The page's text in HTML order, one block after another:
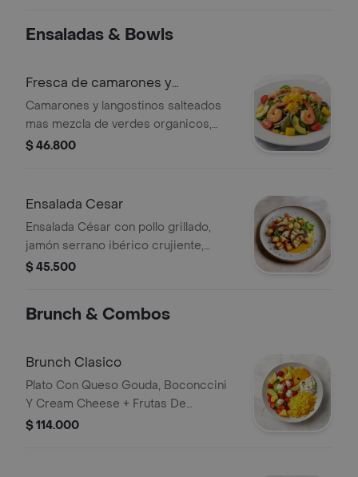
/// Tu Eliges La Guarnicion Que
Cheese O Pasta Corta Con Salsa
Ensaladas & Bowls
Fresca de camarones y
langostinos
Camarones y langostinos salteados
mas mezcla de verdes organicos,
mango salteado, trozos de aguacate,
$ 46.800
Ensalada Cesar
Ensalada César con pollo grillado,
jamón serrano ibérico crujiente,
croutons de focaccia de masa madre
$ 45.500
Brunch & Combos
Brunch Clasico
Plato Con Queso Gouda, Boconccini
Y Cream Cheese + Frutas De
Temporada (Pina, Manzana Verde Y
$ 114.000